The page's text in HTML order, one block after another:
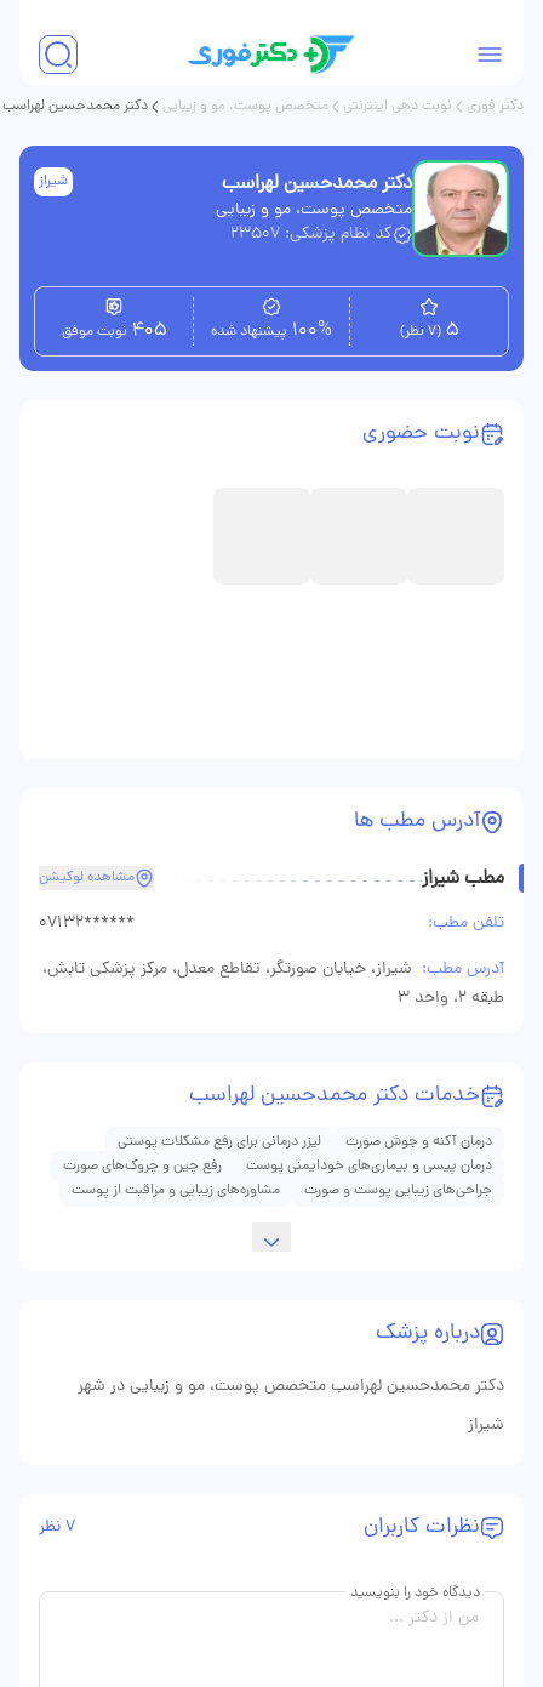
دکتر فوری نوبت دهی اینترنتی متخصص پوست، مو و زیبایی دکتر محمدحسین لهراسب
دکتر محمدحسین لهراسب
متخصص پوست، مو و زیبایی
کد نظام پزشکی: 23507
شیراز
5 (7 نظر) 100% پیشنهاد شده 405 نوبت موفق
خدمات دکتر محمدحسین لهراسب
درمان آکنه و جوش صورت
لیزر درمانی برای رفع مشکلات پوستی
درمان پیسی و بیماری‌های خودایمنی پوست
رفع چین و چروک‌های صورت
جراحی‌های زیبایی پوست و صورت
مشاوره‌های زیبایی و مراقبت از پوست
درباره پزشک
دکتر محمدحسین لهراسب متخصص پوست، مو و زیبایی در شهر
شیراز
آدرس مطب ها
مطب شیراز مشاهده لوکیشن
تلفن مطب:
07132******
آدرس مطب: شیراز، خیابان صورتگر، تقاطع معدل، مرکز پزشکی تابش،
طبقه 2، واحد 3
نوبت حضوری
نظرات کاربران 7 نظر
دیدگاه خود را بنویسید